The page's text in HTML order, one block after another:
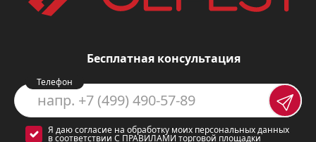
Бесплатная консультация
Телефон
Я даю согласие на обработку моих персональных данных
в соответствии С ПРАВИЛАМИ торговой площадки